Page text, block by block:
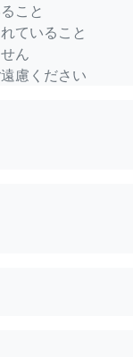
こと
ていること
ん
慮ください